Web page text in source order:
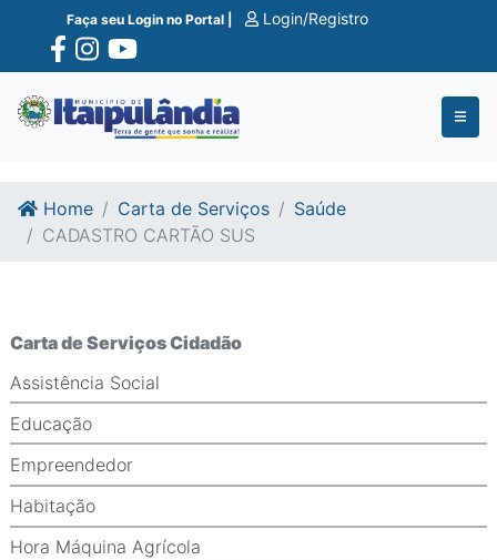
Ir para o conte�do
Ir para o fim do conte�do
Faça seu Login no Portal | Login/Registro
Home Carta de Serviços
Saúde
CADASTRO CARTÃO SUS
Carta de Serviços Cidadão
Assistência Social
Educação
Empreendedor
Habitação
Hora Máquina Agrícola